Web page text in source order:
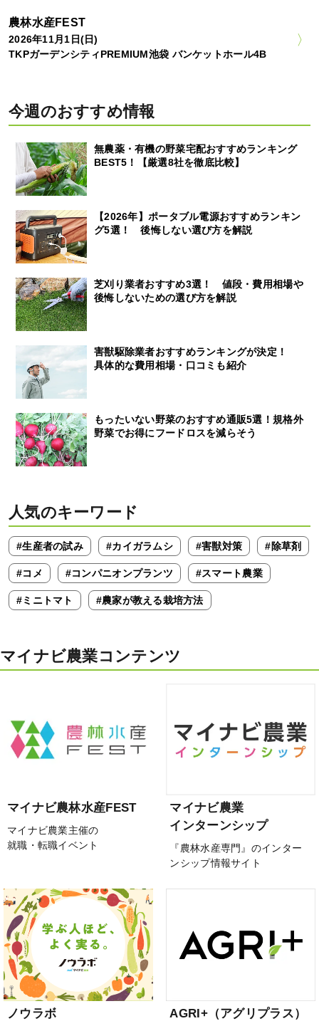
農林水産FEST
2026年11月1日(日)
TKPガーデンシティPREMIUM池袋 バンケットホール4B
今週のおすすめ情報
無農薬・有機の野菜宅配おすすめランキング
BEST5！【厳選8社を徹底比較】
【2026年】ポータブル電源おすすめランキン
グ5選！ 後悔しない選び方を解説
芝刈り業者おすすめ3選！ 値段・費用相場や
後悔しないための選び方を解説
害獣駆除業者おすすめランキングが決定！
具体的な費用相場・口コミも紹介
もったいない野菜のおすすめ通販5選！規格外
野菜でお得にフードロスを減らそう
人気のキーワード
#生産者の試み #カイガラムシ #害獣対策 #除草剤
#コメ #コンパニオンプランツ #スマート農業
#ミニトマト #農家が教える栽培方法
マイナビ農業コンテンツ
マイナビ農林水産FEST
マイナビ農業主催の
就職・転職イベント
マイナビ農業
インターンシップ
『農林水産専門』のインター
ンシップ情報サイト
ノウラボ AGRI+（アグリプラス）